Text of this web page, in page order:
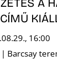
16:00
| Barcsay